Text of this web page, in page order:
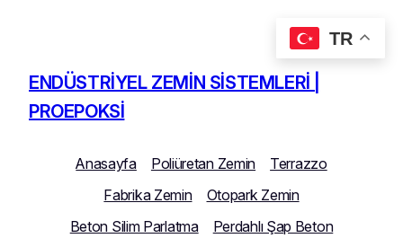
ENDÜSTRIYEL ZEMIN SISTEMLERI |
PROEPOKSI
Anasayfa Poliüretan Zemin
Terrazzo
Fabrika Zemin
Otopark Zemin
Beton Silim Parlatma
Perdahlı Şap Beton
TR